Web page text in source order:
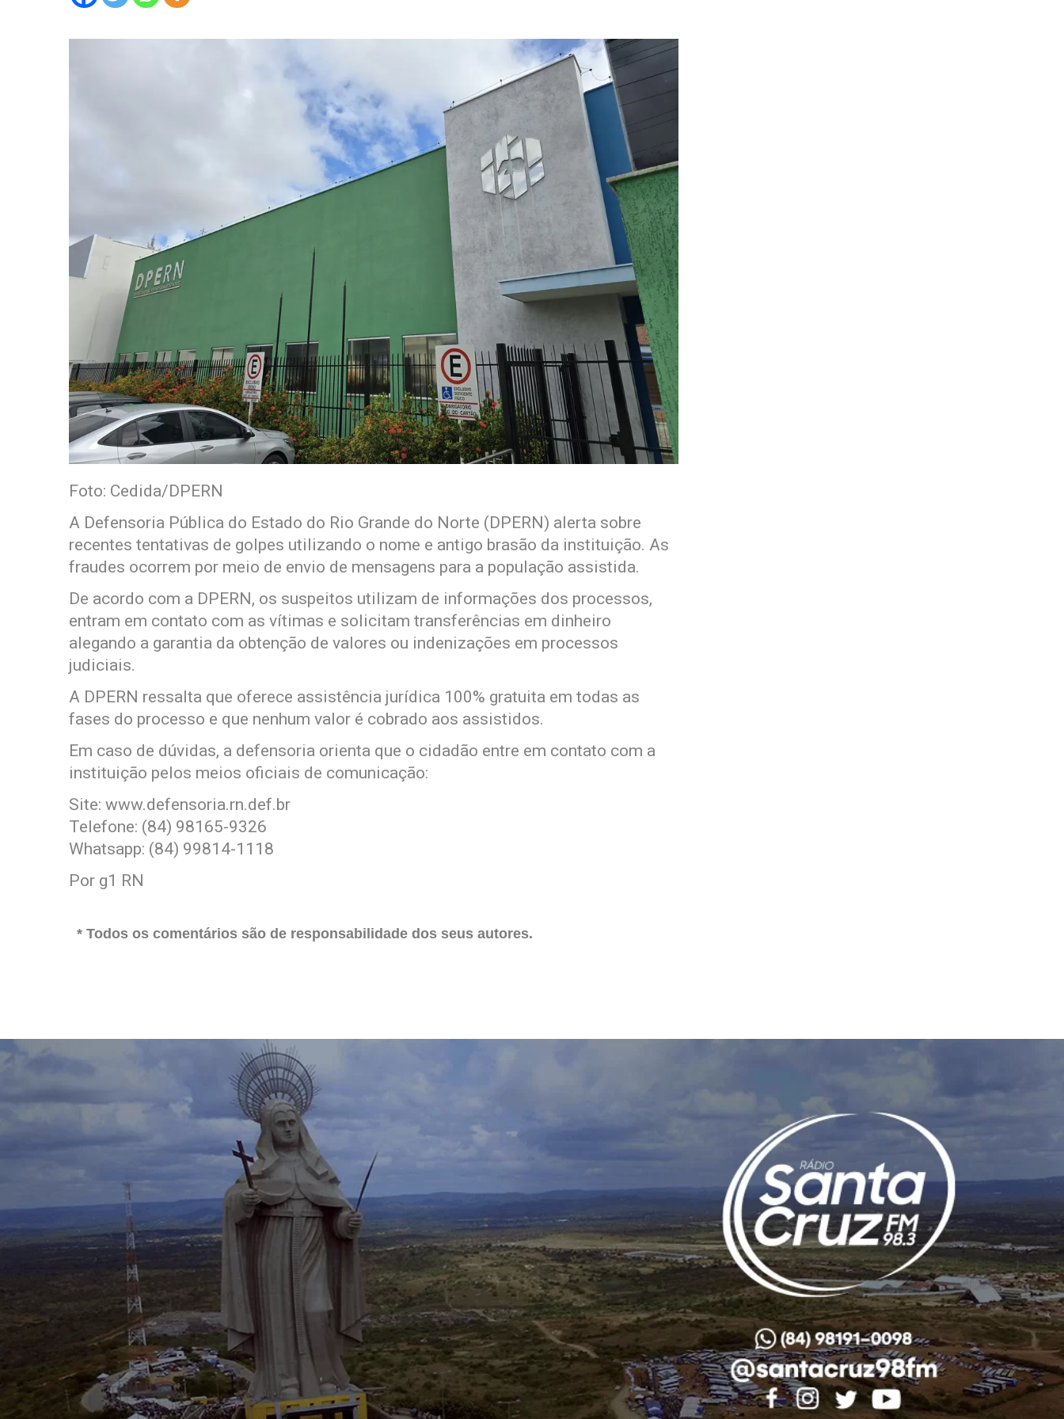
Foto: Cedida/DPERN
A Defensoria Pública do Estado do Rio Grande do Norte (DPERN) alerta sobre
recentes tentativas de golpes utilizando o nome e antigo brasão da instituição. As
fraudes ocorrem por meio de envio de mensagens para a população assistida.
De acordo com a DPERN, os suspeitos utilizam de informações dos processos,
entram em contato com as vítimas e solicitam transferências em dinheiro
alegando a garantia da obtenção de valores ou indenizações em processos
judiciais.
A DPERN ressalta que oferece assistência jurídica 100% gratuita em todas as
fases do processo e que nenhum valor é cobrado aos assistidos.
Em caso de dúvidas, a defensoria orienta que o cidadão entre em contato com a
instituição pelos meios oficiais de comunicação:
Site: www.defensoria.rn.def.br
Telefone: (84) 98165-9326
Whatsapp: (84) 99814-1118
Por g1 RN
* Todos os comentários são de responsabilidade dos seus autores.